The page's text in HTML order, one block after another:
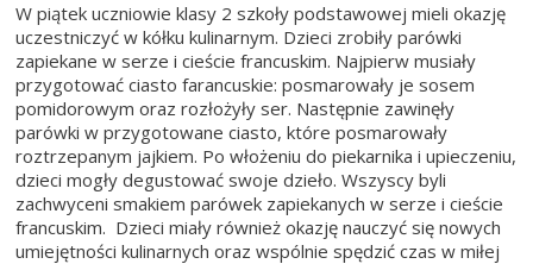
W piątek uczniowie klasy 2 szkoły podstawowej mieli okazję
uczestniczyć w kółku kulinarnym. Dzieci zrobiły parówki
zapiekane w serze i cieście francuskim. Najpierw musiały
przygotować ciasto farancuskie: posmarowały je sosem
pomidorowym oraz rozłożyły ser. Następnie zawinęły
parówki w przygotowane ciasto, które posmarowały
roztrzepanym jajkiem. Po włożeniu do piekarnika i upieczeniu,
dzieci mogły degustować swoje dzieło. Wszyscy byli
zachwyceni smakiem parówek zapiekanych w serze i cieście
francuskim. Dzieci miały również okazję nauczyć się nowych
umiejętności kulinarnych oraz wspólnie spędzić czas w miłej